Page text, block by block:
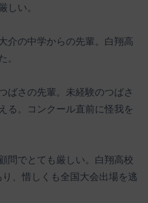
しい。
介の中学からの先輩。白翔高
。
ばさの先輩。未経験のつばさ
る。コンクール直前に怪我を
問でとても厳しい。白翔高校
、惜しくも全国大会出場を逃